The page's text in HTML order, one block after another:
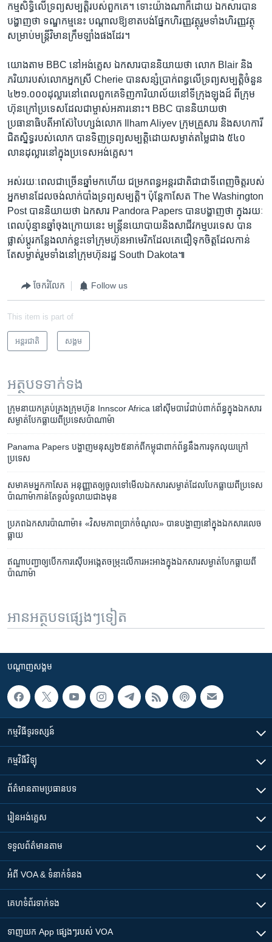
កម្ម​សិទ្ធិ​លើ​ទ្រព្យ​សម្បត្តិ​របស់​ពួកគេ។​ ទោះ​យ៉ាងណាក៏​ដោយ​ ​ឯកសារ​បាន​
បង្ហាញ​ថា​ ​ទណ្ឌកម្ម​នេះ​ បណ្តាល​ឱ្យខាតបង់​ផ្នែក​ហិរញ្ញ​វត្ថុ​រួមទាំង​ហិរញ្ញវត្ថុ​
សម្រាប់​មន្រ្តី​វិមានក្រឹម​ឡាំង​ផងដែរ។​
យោងតាម ​BBC ​នៅ​អង់គ្លេស​ ឯកសារ​បាន​និយាយ​ថា​ លោក ​Blair ​និង​
ភរិយា​របស់​លោកអ្នកស្រី​ Cherie ​បាន​សន្សំ​ប្រាក់​ពន្ធ​លើ​ទ្រព្យ​សម្បត្តិ​ចំនួន​
៤២១.០០០​ដុល្លារ​នៅ​ពេល​ពួកគេ​ទិញ​ការិយាល័យ​នៅ​ទីក្រុង​ឡុងដ៍​ ពី​ក្រុម
ហ៊ុន​ក្រៅ​ប្រទេស​ដែលជា​ម្ចាស់​អគារ​នោះ។​ BBC ​បាន​និយាយ​ថា​
ប្រធានាធិបតី​អាស៊ែបៃហ្សង់​លោក​ Ilham Aliyev ​ក្រុមគ្រួសារ​ និង​សហការី​
ជិត​ស្និទ្ធ​របស់​លោក ​បាន​ទិញ​ទ្រព្យ​សម្បត្តិ​ដោយ​សម្ងាត់​តម្លៃ​ជាង ​៥៤០ ​
លាន​ដុល្លារ​នៅក្នុង​ប្រទេស​អង់គ្លេស។​
អស់រយៈ​ពេល​ជាច្រើន​ឆ្នាំ​មក​ហើយ​ ជម្រក​ពន្ធ​អន្តរជាតិ​ជា​ជាទីពេញ​ចិត្ត​របស់​
អ្នកមាន​ដែល​ចង់​លាក់​បាំង​ទ្រព្យ​សម្បត្តិ។ ​ប៉ុន្តែកាសែត ​The Washington
Post ​បាន​និយាយ​ថា​ ឯកសារ​ Pandora Papers ​បាន​បង្ហាញ​ថា​ ក្នុង​រយៈ
ពេល​ប៉ុន្មាន​ឆ្នាំចុង​ក្រោយ​នេះ​ មន្រ្តី​នយោបាយ​និង​សាជីវកម្ម​បរទេស​ បាន​
ផ្លាស់ប្តូរ​កន្លែង​លាក់​ខ្លះ​ទៅក្រុមហ៊ុន​អាមេរិក​ដែល​គេ​ជឿទុកចិត្ត​ដែល​កាន់​
តែសម្ងាត់រួមទាំង​នៅ​ក្រុមហ៊ុន​រដ្ឋ​ South Dakota៕
ចែករំលែក Follow us
This item is part of
អន្តរជាតិ សង្គម
អត្ថបទ​ទាក់ទង
ក្រុម​នាយក​គ្រប់គ្រង​ក្រុមហ៊ុន​ Innscor Africa នៅ​ស៊ីមបាវ៉េ​ជាប់​ពាក់​ព័ន្ធ​ក្នុង​ឯកសារ​
សម្ងាត់​បែកធ្លាយ​ពី​ប្រទេស​ប៉ាណាម៉ា
Panama Papers ​បង្ហាញ​មនុស្ស​២៥នាក់​ពី​កម្ពុជា​ពាក់ព័ន្ធ​នឹង​ការ​ទុក​លុយ​ក្រៅ​
ប្រទេស
សមាគម​អ្នក​កាសែត​ អនុញ្ញាត​ឲ្យ​ចូល​ទៅ​មើល​ឯកសារ​សម្ងាត់​ដែល​បែក​ធ្លាយ​ពី​ប្រទេស​
ប៉ាណាម៉ា​កាន់​តែ​ទូលំទូលាយ​ជាង​មុន
ប្រភព​ឯកសារ​ប៉ាណាម៉ា៖ «វិសមភាព​ប្រាក់​ចំណូល» បាន​បង្ហាញ​នៅ​ក្នុង​ឯកសារ​លេច​
ធ្លាយ
ឥណ្ឌា​បញ្ជា​ឲ្យ​បើក​ការ​ស៊ើបអង្កេត​ចម្រុះ​លើ​ការ​អះអាង​ក្នុង​ឯកសារ​សម្ងាត់​បែក​ធ្លាយ​ពី​​
ប៉ាណាម៉ា
អានអត្ថបទផ្សេងៗទៀត
បណ្តាញ​សង្គម
កម្មវិធី​ទូរទស្សន៍
កម្មវិធី​វិទ្យុ
ព័ត៌មាន​តាមប្រធានបទ​
រៀន​​អង់គ្លេស
ទទួល​ព័ត៌មាន​តាម
អំពី​ VOA & ទំនាក់ទំនង
គេហទំព័រ​​ទាក់ទង
ទាញយក​ App ផ្សេងៗ​របស់​ VOA